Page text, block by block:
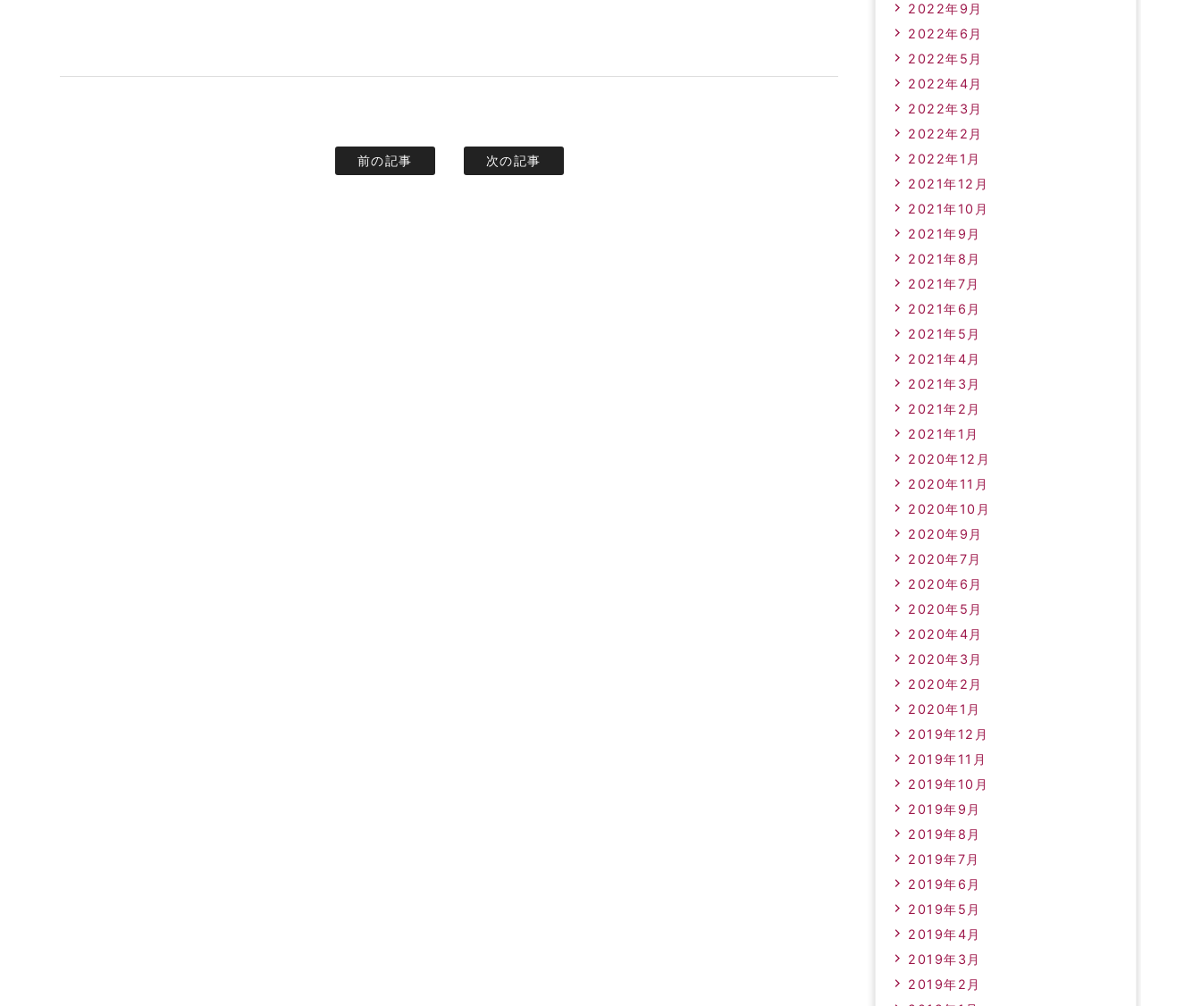
前の記事 次の記事
2022年9月
2022年6月
2022年5月
2022年4月
2022年3月
2022年2月
2022年1月
2021年12月
2021年10月
2021年9月
2021年8月
2021年7月
2021年6月
2021年5月
2021年4月
2021年3月
2021年2月
2021年1月
2020年12月
2020年11月
2020年10月
2020年9月
2020年7月
2020年6月
2020年5月
2020年4月
2020年3月
2020年2月
2020年1月
2019年12月
2019年11月
2019年10月
2019年9月
2019年8月
2019年7月
2019年6月
2019年5月
2019年4月
2019年3月
2019年2月